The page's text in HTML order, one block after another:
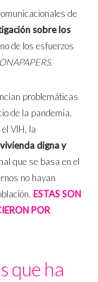
de
sobre los
de los esfuerzos
.
problemáticas
de la pandemia.
VIH, la
digna y
que se basa en el
no hayan
ESTAS SON
POR
que ha